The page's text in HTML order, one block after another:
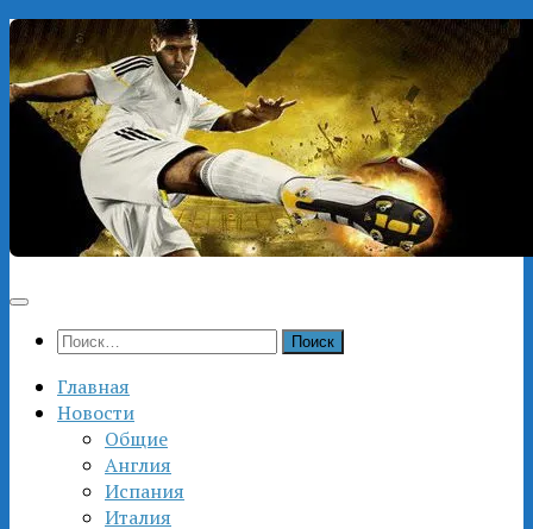
Перейти
к
содержимому
Найти:
Главная
Новости
Общие
Англия
Испания
Италия